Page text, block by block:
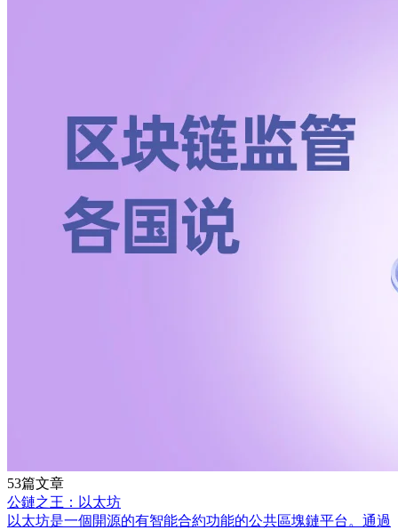
53篇文章
公鏈之王：以太坊
以太坊是一個開源的有智能合約功能的公共區塊鏈平台。通過